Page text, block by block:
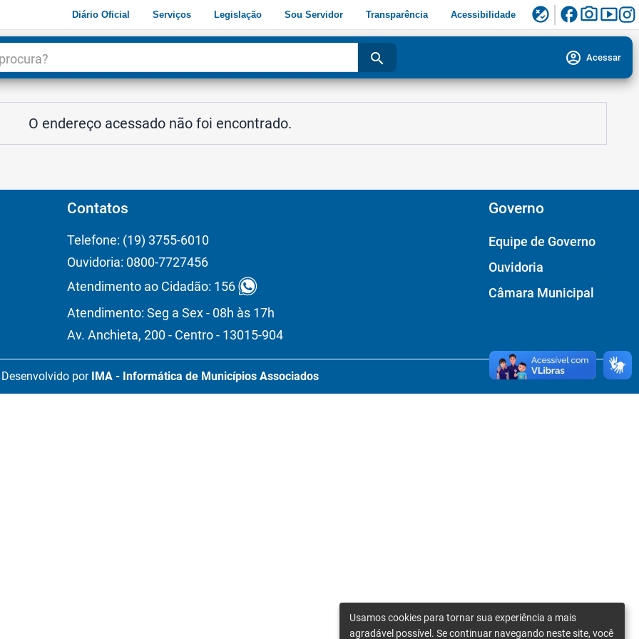
Diário Oficial Serviços Legislação Sou Servidor Transparência Acessibilidade flaky facebookphoto_camerasmart_display
search account_circle Acessar
O endereço acessado não foi encontrado.
Contatos
Telefone: (19) 3755-6010
Ouvidoria: 0800-7727456
Atendimento ao Cidadão: 156
Atendimento: Seg a Sex - 08h às 17h
Av. Anchieta, 200 - Centro - 13015-904
Governo
Equipe de Governo
Ouvidoria
Câmara Municipal
Desenvolvido por IMA - Informática de Municípios Associados
Usamos cookies para tornar sua experiência a mais
agradável possível. Se continuar navegando neste site, você